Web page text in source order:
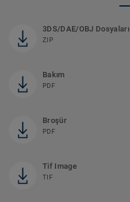
3DS/DAE/OBJ Dosyaları
ZIP
Bakım
PDF
Broşür
PDF
Tif Image
TIF